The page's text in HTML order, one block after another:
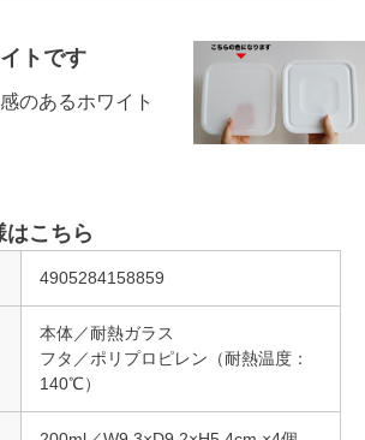
トです
のあるホワイト
こちら
4905284158859
本体／耐熱ガラス
フタ／ポリプロピレン（耐熱温度：
140℃）